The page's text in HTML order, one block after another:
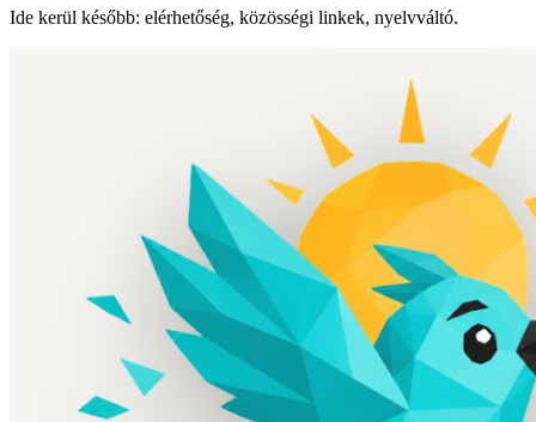
Ide kerül később: elérhetőség, közösségi linkek, nyelvváltó.